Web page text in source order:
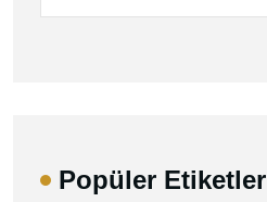
Popüler Etiketler